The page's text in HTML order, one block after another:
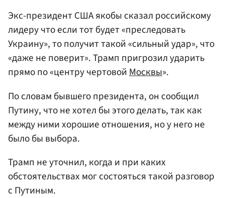
Экс-президент США якобы сказал российскому
лидеру что если тот будет «преследовать
Украину», то получит такой «сильный удар», что
«даже не поверит». Трамп пригрозил ударить
прямо по «центру чертовойМосквы».
По словам бывшего президента, он сообщил
Путину, что не хотел бы этого делать, так как
между ними хорошие отношения, но у него не
было бы выбора.
Трамп не уточнил, когда и при каких
обстоятельствах мог состояться такой разговор
с Путиным.